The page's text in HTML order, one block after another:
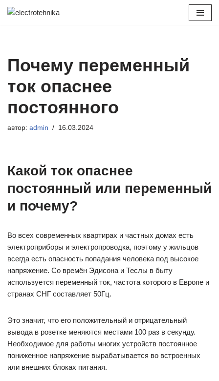
Почему переменный
ток опаснее
постоянного
автор: admin 16.03.2024
Какой ток опаснее
постоянный или переменный
и почему?
Во всех современных квартирах и частных домах есть
электроприборы и электропроводка, поэтому у жильцов
всегда есть опасность попадания человека под высокое
напряжение. Со времён Эдисона и Теслы в быту
используется переменный ток, частота которого в Европе и
странах СНГ составляет 50Гц.
Это значит, что его положительный и отрицательный
вывода в розетке меняются местами 100 раз в секунду.
Необходимое для работы многих устройств постоянное
пониженное напряжение вырабатывается во встроенных
или внешних блоках питания.